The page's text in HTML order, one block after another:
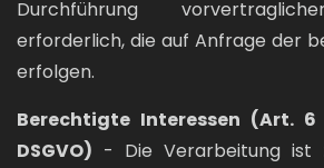
Durchführung
erforderlich, die auf Anfrage der
erfolgen.
Berechtigte Interessen (Art. 6
DSGVO) - Die Verarbeitung ist